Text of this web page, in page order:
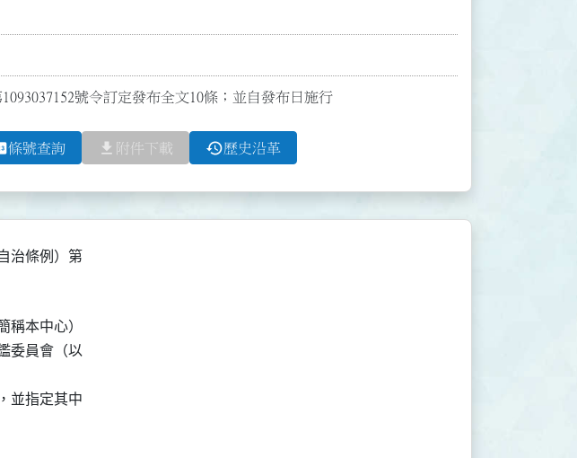
號令訂定發布全文10條；並自發布日施行
條號查詢 file_download 附件下載 history歷史沿革
治條例）第
稱本中心）
委員會（以
並指定其中